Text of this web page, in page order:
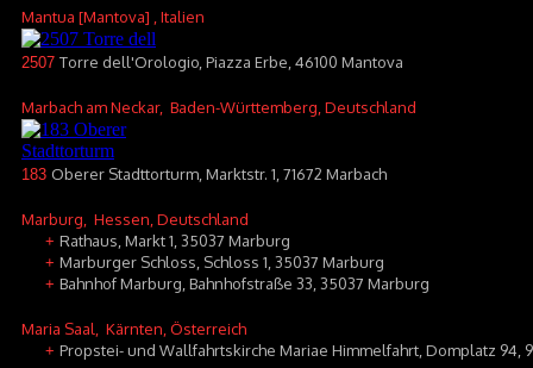
Mantua [Mantova] , Italien
2507 Torre dell'Orologio, Piazza Erbe, 46100 Mantova
Marbach am Neckar, Baden-Württemberg, Deutschland
183 Oberer Stadttorturm, Marktstr. 1, 71672 Marbach
Marburg , Hessen, Deutschland
+ Rathaus, Markt 1, 35037 Marburg
+ Marburger Schloss, Schloss 1, 35037 Marburg
+ Bahnhof Marburg, Bahnhofstraße 33, 35037 Marburg
Maria Saal , Kärnten, Österreich
+ Propstei- und Wallfahrtskirche Mariae Himmelfahrt, Domplatz 94,